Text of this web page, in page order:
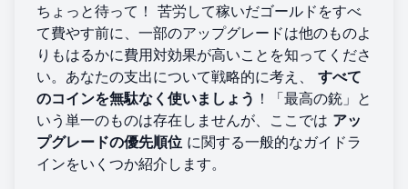
ちょっと待って！ 苦労して稼いだゴールドをすべ
て費やす前に、一部のアップグレードは他のものよ
りもはるかに費用対効果が高いことを知ってくださ
い。あなたの支出について戦略的に考え、 すべて
のコインを無駄なく使いましょう ！「最高の銃」と
いう単一のものは存在しませんが、ここでは アッ
プグレードの優先順位 に関する一般的なガイドラ
インをいくつか紹介します。